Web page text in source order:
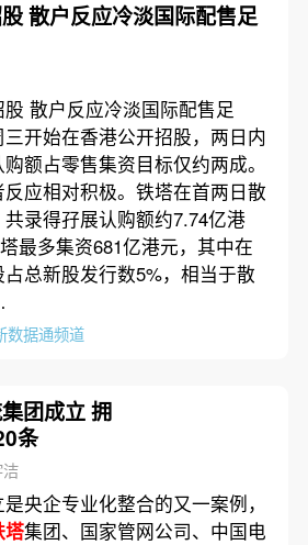
散户反应冷淡国际配售足
散户反应冷淡国际配售足
开始在香港公开招股，两日内
额占零售集资目标仅约两成。
应相对积极。铁塔在首两日散
录得孖展认购额约7.74亿港
最多集资681亿港元，其中在
总新股发行数5%，相当于散
数据通频道
团成立 拥
条
央企专业化整合的又一案例，
塔集团、国家管网公司、中国电